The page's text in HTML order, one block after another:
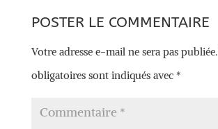
POSTER LE COMMENTAIRE
Votre adresse e-mail ne sera pas publiée.
obligatoires sont indiqués avec *